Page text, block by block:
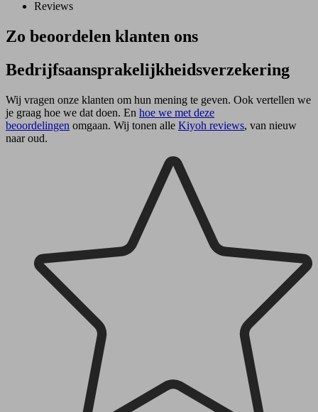
Reviews
Zo beoordelen klanten ons
Bedrijfs­aansprakelijkheids­verzekering
Wij vragen onze klanten om hun mening te geven. Ook vertellen we
je graag hoe we dat doen. En hoe we met deze
beoordelingen omgaan. Wij tonen alle Kiyoh reviews, van nieuw
naar oud.